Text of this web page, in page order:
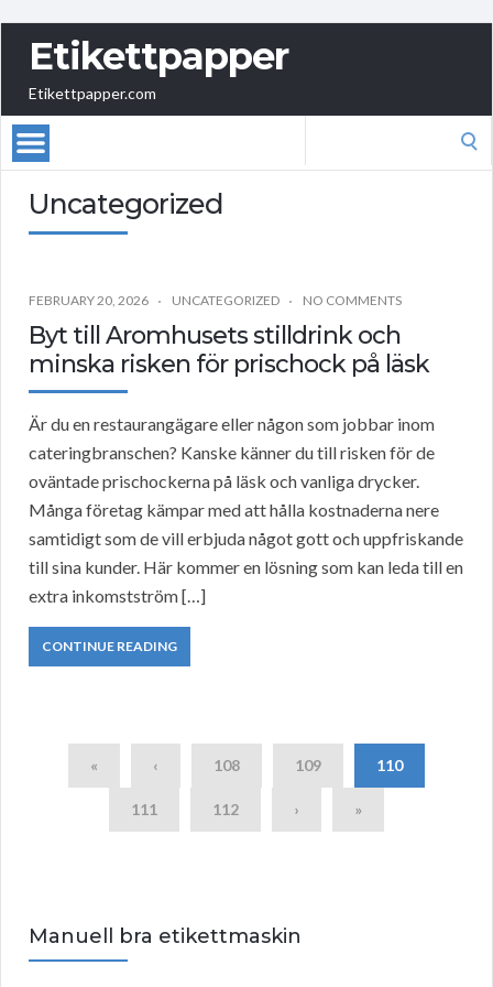
Etikettpapper
Etikettpapper.com
Uncategorized
FEBRUARY 20, 2026 UNCATEGORIZED NO COMMENTS
Byt till Aromhusets stilldrink och
minska risken för prischock på läsk
Är du en restaurangägare eller någon som jobbar inom
cateringbranschen? Kanske känner du till risken för de
oväntade prischockerna på läsk och vanliga drycker.
Många företag kämpar med att hålla kostnaderna nere
samtidigt som de vill erbjuda något gott och uppfriskande
till sina kunder. Här kommer en lösning som kan leda till en
extra inkomstström […]
CONTINUE READING
« ‹ 108 109 110
111 112 › »
Manuell bra etikettmaskin